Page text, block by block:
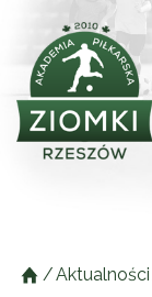
/Aktualności